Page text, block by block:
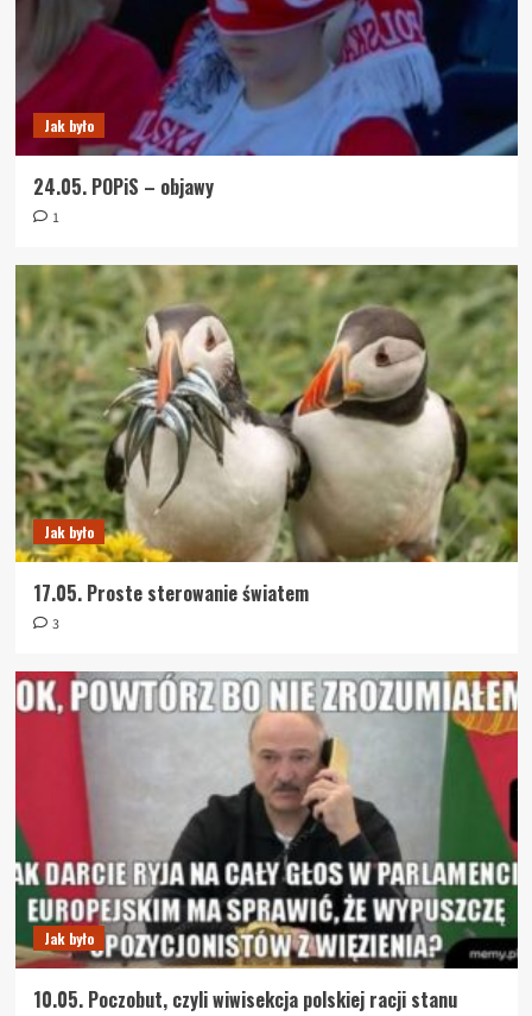
Jak było
24.05. POPiS – objawy
1
Jak było
17.05. Proste sterowanie światem
3
Jak było
10.05. Poczobut, czyli wiwisekcja polskiej racji stanu